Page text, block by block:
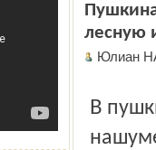
лесную
Юлиан
В пушкинской подсказке, возможно, вся соль этого